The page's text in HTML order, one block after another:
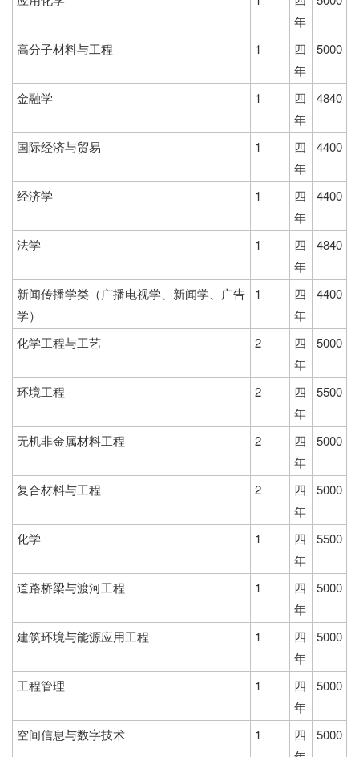
年
高分子材料与工程 1
四
年
5000
金融学 1
四
年
4840
国际经济与贸易 1
四
年
4400
经济学 1
四
年
4400
法学 1
四
年
4840
新闻传播学类（广播电视学、新闻学、广告
学）
1
四
年
4400
化学工程与工艺 2
四
年
5000
环境工程 2
四
年
5500
无机非金属材料工程 2
四
年
5000
复合材料与工程 2
四
年
5000
化学 1
四
年
5500
道路桥梁与渡河工程 1
四
年
5000
建筑环境与能源应用工程 1
四
年
5000
工程管理 1
四
年
5000
空间信息与数字技术 1
四
5000